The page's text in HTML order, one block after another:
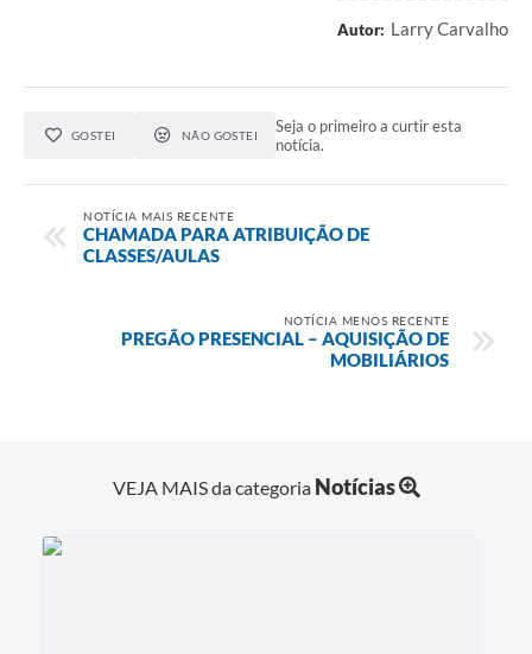
Autor: Larry Carvalho
GOSTEI NÃO GOSTEI
Seja o primeiro a curtir esta
notícia.
NOTÍCIA MAIS RECENTE
CHAMADA PARA ATRIBUIÇÃO DE
CLASSES/AULAS
NOTÍCIA MENOS RECENTE
PREGÃO PRESENCIAL – AQUISIÇÃO DE
MOBILIÁRIOS
VEJA MAIS da categoria Notícias